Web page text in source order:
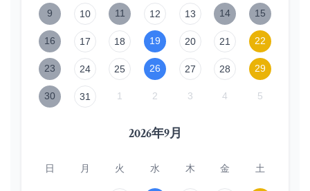
9 10 11 12 13 14 15
16 17 18 19 20 21 22
23 24 25 26 27 28 29
30 31 1 2 3 4 5
2026年9月
日 月 火 水 木 金 土